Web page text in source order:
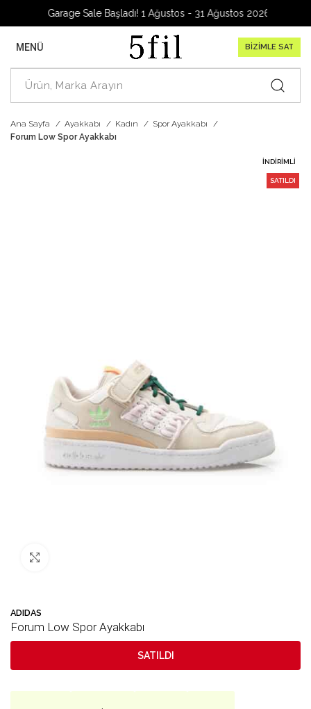
Garage Sale Başladı! 1 Ağustos - 31 Ağustos 2026
MENÜ BİZİMLE SAT
Ana Sayfa Ayakkabı Kadın
Spor Ayakkabı
Forum Low Spor Ayakkabı
İNDIRIMLI
SATILDI
ADIDAS
Forum Low Spor Ayakkabı
SATILDI